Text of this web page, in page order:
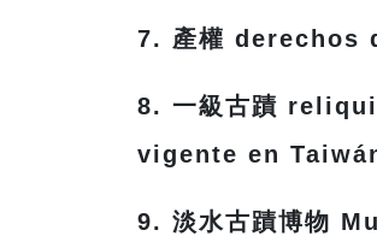
7. 產權 derechos
8. 一級古蹟
vigente en
9. 淡水古蹟博物